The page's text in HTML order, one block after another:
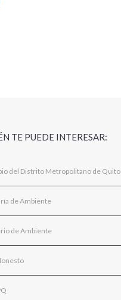
TE PUEDE INTERESAR:
del Distrito Metropolitano de Quito
de Ambiente
de Ambiente